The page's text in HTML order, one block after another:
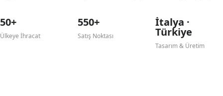
50+
Ülkeye İhracat
550+
Satış Noktası
İtalya ·
Türkiye
Tasarım & Üretim